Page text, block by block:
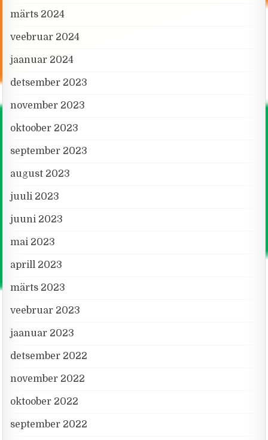
märts 2024
veebruar 2024
jaanuar 2024
detsember 2023
november 2023
oktoober 2023
september 2023
august 2023
juuli 2023
juuni 2023
mai 2023
aprill 2023
märts 2023
veebruar 2023
jaanuar 2023
detsember 2022
november 2022
oktoober 2022
september 2022